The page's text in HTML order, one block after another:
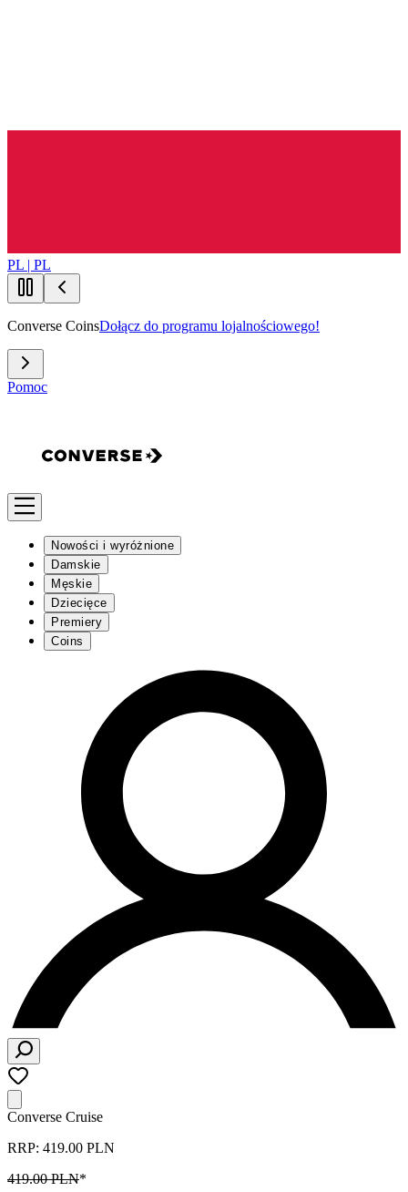
PL | PL
Converse CoinsDołącz do programu lojalnościowego!
Pomoc
Nowości i wyróżnione
Damskie
Męskie
Dziecięce
Premiery
Coins
Converse Cruise
RRP: 419.00 PLN
419.00 PLN*